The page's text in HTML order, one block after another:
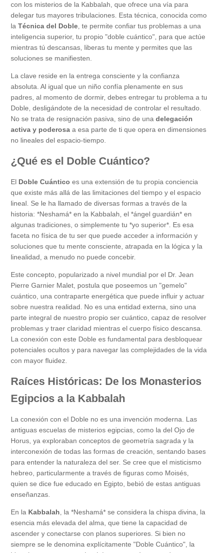
con los misterios de la Kabbalah, que ofrece una vía para
delegar tus mayores tribulaciones. Esta técnica, conocida como
la Técnica del Doble , te permite confiar tus problemas a una
inteligencia superior, tu propio "doble cuántico", para que actúe
mientras tú descansas, liberas tu mente y permites que las
soluciones se manifiesten.
La clave reside en la entrega consciente y la confianza
absoluta. Al igual que un niño confía plenamente en sus
padres, al momento de dormir, debes entregar tu problema a tu
Doble, desligándote de la necesidad de controlar el resultado.
No se trata de resignación pasiva, sino de una delegación
activa y poderosa a esa parte de ti que opera en dimensiones
no lineales del espacio-tiempo.
¿Qué es el Doble Cuántico?
El Doble Cuántico es una extensión de tu propia conciencia
que existe más allá de las limitaciones del tiempo y el espacio
lineal. Se le ha llamado de diversas formas a través de la
historia: *Neshamá* en la Kabbalah, el *ángel guardián* en
algunas tradiciones, o simplemente tu *yo superior*. Es esa
faceta no física de tu ser que puede acceder a información y
soluciones que tu mente consciente, atrapada en la lógica y la
linealidad, a menudo no puede concebir.
Este concepto, popularizado a nivel mundial por el Dr. Jean
Pierre Garnier Malet, postula que poseemos un "gemelo"
cuántico, una contraparte energética que puede influir y actuar
sobre nuestra realidad. No es una entidad externa, sino una
parte integral de nuestro propio ser cuántico, capaz de resolver
problemas y traer claridad mientras el cuerpo físico descansa.
La conexión con este Doble es fundamental para desbloquear
potenciales ocultos y para navegar las complejidades de la vida
con mayor fluidez.
Raíces Históricas: De los Monasterios
Egipcios a la Kabbalah
La conexión con el Doble no es una invención moderna. Las
antiguas escuelas de misterios egipcias, como la del Ojo de
Horus, ya exploraban conceptos de geometría sagrada y la
interconexión de todas las formas de creación, sentando bases
para entender la naturaleza del ser. Se cree que el misticismo
hebreo, particularmente a través de figuras como Moisés,
quien se dice fue educado en Egipto, bebió de estas antiguas
enseñanzas.
En la Kabbalah , la *Neshamá* se considera la chispa divina, la
esencia más elevada del alma, que tiene la capacidad de
ascender y conectarse con planos superiores. Si bien no
siempre se le denomina explícitamente "Doble Cuántico", la